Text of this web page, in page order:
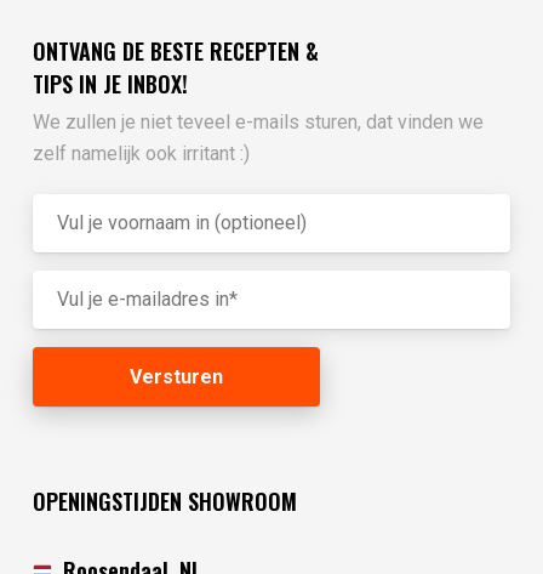
ONTVANG DE BESTE RECEPTEN &
TIPS IN JE INBOX!
We zullen je niet teveel e-mails sturen, dat vinden we
zelf namelijk ook irritant :)
OPENINGSTIJDEN SHOWROOM